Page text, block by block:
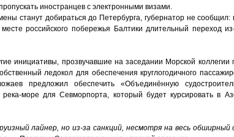
иностранцев с электронными визами.
станут добираться до Петербурга, губернатор не сообщил:
российского побережья Балтики длительный переход
инициативы, прозвучавшие на заседании Морской коллегии
ледокол для обеспечения круглогодичного
предложил обеспечить «Объединённую
река-море для Севморпорта, который будет курсировать в
лайнер, но из-за санкций, несмотря на весь обширный